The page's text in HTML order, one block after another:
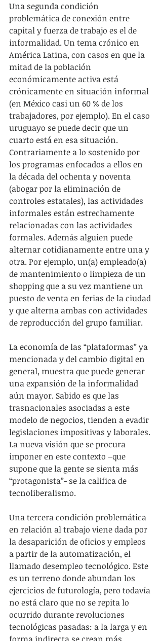
Una segunda condición
problemática de conexión entre
capital y fuerza de trabajo es el de
informalidad. Un tema crónico en
América Latina, con casos en que la
mitad de la población
económicamente activa está
crónicamente en situación informal
(en México casi un 60 % de los
trabajadores, por ejemplo). En el caso
uruguayo se puede decir que un
cuarto está en esa situación.
Contrariamente a lo sostenido por
los programas enfocados a ellos en
la década del ochenta y noventa
(abogar por la eliminación de
controles estatales), las actividades
informales están estrechamente
relacionadas con las actividades
formales. Además alguien puede
alternar cotidianamente entre una y
otra. Por ejemplo, un(a) empleado(a)
de mantenimiento o limpieza de un
shopping que a su vez mantiene un
puesto de venta en ferias de la ciudad
y que alterna ambas con actividades
de reproducción del grupo familiar.
La economía de las “plataformas” ya
mencionada y del cambio digital en
general, muestra que puede generar
una expansión de la informalidad
aún mayor. Sabido es que las
trasnacionales asociadas a este
modelo de negocios, tienden a evadir
legislaciones impositivas y laborales.
La nueva visión que se procura
imponer en este contexto –que
supone que la gente se sienta más
“protagonista”- se la califica de
tecnoliberalismo.
Una tercera condición problemática
en relación al trabajo viene dada por
la desaparición de oficios y empleos
a partir de la automatización, el
llamado desempleo tecnológico. Este
es un terreno donde abundan los
ejercicios de futurología, pero todavía
no está claro que no se repita lo
ocurrido durante revoluciones
tecnológicas pasadas: a la larga y en